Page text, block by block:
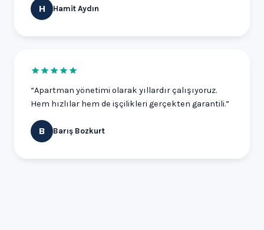
H Hamit Aydın
“Apartman yönetimi olarak yıllardır çalışıyoruz.
Hem hızlılar hem de işçilikleri gerçekten garantili.”
B Barış Bozkurt